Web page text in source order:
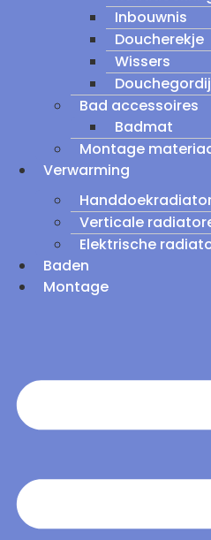
Inbouwnis
Doucherekje
Wissers
Bad accessoires
Badmat
Montage
Verwarming
Verticale
Elektrische
Baden
Montage